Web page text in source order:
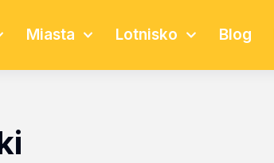
Miasta Lotnisko Blog